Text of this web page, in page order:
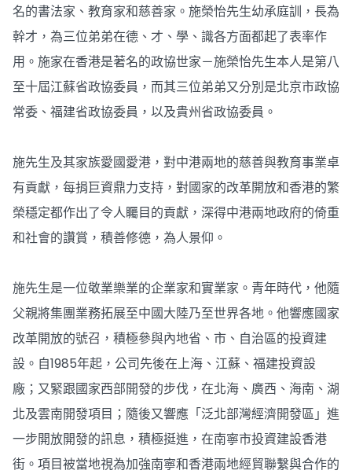
名的書法家、教育家和慈善家。施榮怡先生幼承庭訓，長為
幹才，為三位弟弟在德、才、學、識各方面都起了表率作
用。施家在香港是著名的政協世家－施榮怡先生本人是第八
至十屆江蘇省政協委員，而其三位弟弟又分別是北京市政協
常委、福建省政協委員，以及貴州省政協委員。
施先生及其家族愛國愛港，對中港兩地的慈善與教育事業卓
有貢獻，每捐巨資鼎力支持，對國家的改革開放和香港的繁
榮穩定都作出了令人矚目的貢獻，深得中港兩地政府的倚重
和社會的讚賞，積善修德，為人景仰。
施先生是一位敬業樂業的企業家和實業家。青年時代，他隨
父親將集團業務拓展至中國大陸乃至世界各地。他響應國家
改革開放的號召，積極參與內地省、市、自治區的投資建
設。自1985年起，公司先後在上海、江蘇、福建投資設
廠；又緊跟國家西部開發的步伐，在北海、廣西、海南、湖
北及雲南開發項目；隨後又響應「泛北部灣經濟開發區」進
一步開放開發的訊息，積極挺進，在南寧市投資建設香港
街。項目被當地視為加強南寧和香港兩地經貿聯繫與合作的